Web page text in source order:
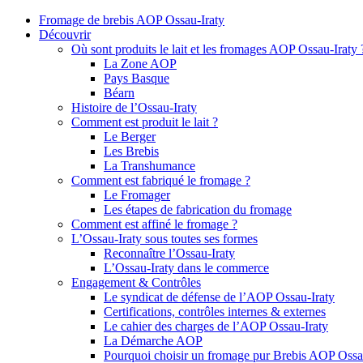
Fromage de brebis AOP Ossau-Iraty
Découvrir
Où sont produits le lait et les fromages AOP Ossau-Iraty
La Zone AOP
Pays Basque
Béarn
Histoire de l’Ossau-Iraty
Comment est produit le lait ?
Le Berger
Les Brebis
La Transhumance
Comment est fabriqué le fromage ?
Le Fromager
Les étapes de fabrication du fromage
Comment est affiné le fromage ?
L’Ossau-Iraty sous toutes ses formes
Reconnaître l’Ossau-Iraty
L’Ossau-Iraty dans le commerce
Engagement & Contrôles
Le syndicat de défense de l’AOP Ossau-Iraty
Certifications, contrôles internes & externes
Le cahier des charges de l’AOP Ossau-Iraty
La Démarche AOP
Pourquoi choisir un fromage pur Brebis AOP